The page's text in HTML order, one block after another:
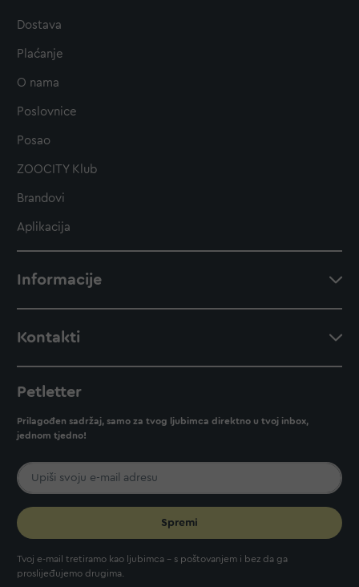
Dostava
Plaćanje
O nama
Poslovnice
Posao
ZOOCITY Klub
Brandovi
Aplikacija
Informacije
Kontakti
Petletter
Prilagođen sadržaj, samo za tvog ljubimca direktno u tvoj inbox,
jednom tjedno!
Spremi
Tvoj e-mail tretiramo kao ljubimca - s poštovanjem i bez da ga
proslijeđujemo drugima.